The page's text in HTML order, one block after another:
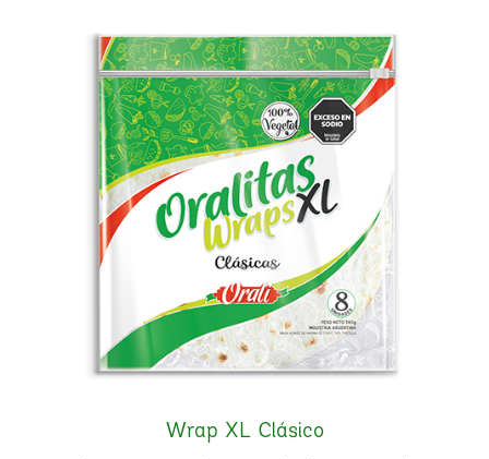
Wrap XL Clásico